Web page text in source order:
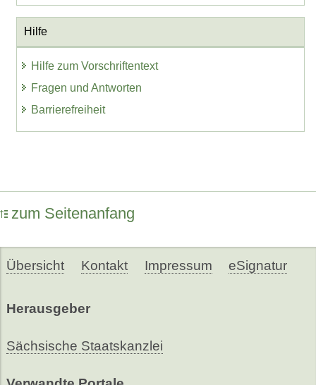
Hilfe
Hilfe zum Vorschriftentext
Fragen und Antworten
Barrierefreiheit
zum Seitenanfang
Übersicht Kontakt Impressum eSignatur
Herausgeber
Sächsische Staatskanzlei